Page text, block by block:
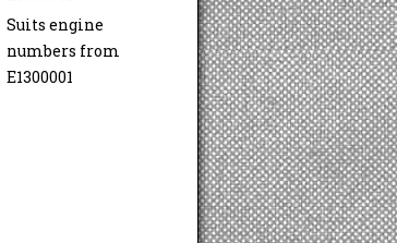
Suits engine
numbers from
E1300001